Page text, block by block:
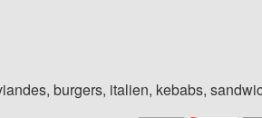
burgers, italien, kebabs,